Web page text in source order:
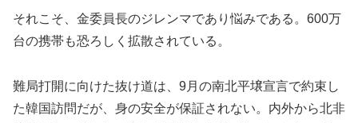
それこそ、金委員長のジレンマであり悩みである。600万
台の携帯も恐ろしく拡散されている。
難局打開に向けた抜け道は、9月の南北平壌宣言で約束し
た韓国訪問だが、身の安全が保証されない。内外から北非